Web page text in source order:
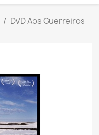
DVD Aos Guerreiros